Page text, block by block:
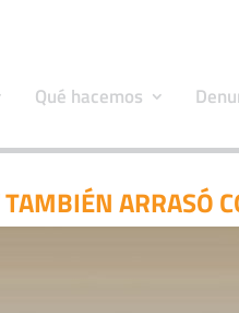
Qué hacemos
ARRASÓ